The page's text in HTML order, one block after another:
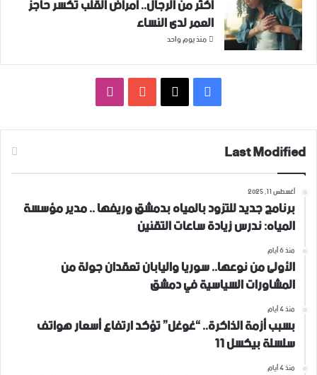
العمر لدى النساء
منذ يوم واحد
فيسبوك ‫YouTube
Last Modified
أغسطس 11, 2025
برنامج جديد للتزود بالمياه بدمشق وريفها .. مدير مؤسسة
المياه: ندرس زيادة ساعات التقنين
منذ 6 أيام
الأولى من نوعها.. سوريا واليابان تعقدان جولة من
المشاورات السياسية في دمشق
منذ 4 أيام
بسبب أزمة الذاكرة.. “غوغل” تؤكد ارتفاع أسعار هواتف
سلسلة بيكسل 11
منذ 4 أيام